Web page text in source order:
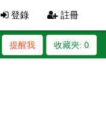
登錄 註冊
收藏夾: 0
提醒我